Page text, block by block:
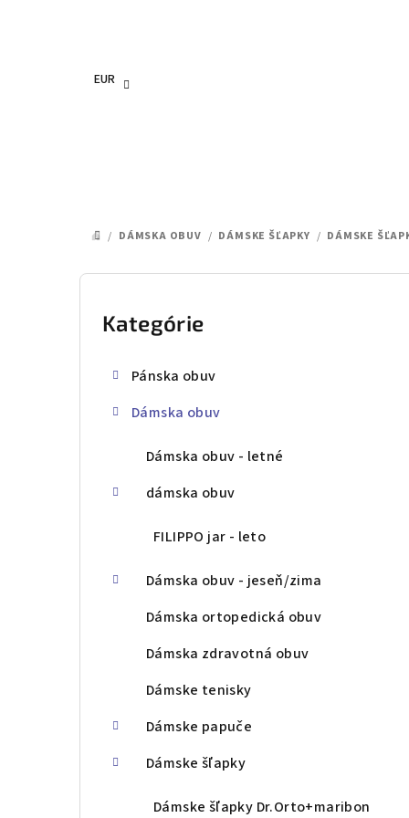
EUR
DOMOV
/ DÁMSKA OBUV / DÁMSKE ŠĽAPKY / DÁMSKE
B
Preskočiť
kategórie
Kategórie
Pánska obuv
Dámska obuv
Dámska obuv - letné
dámska obuv
FILIPPO jar - leto
Dámska obuv - jeseň/zima
Dámska ortopedická obuv
Dámska zdravotná obuv
Dámske tenisky
Dámske papuče
Dámske šľapky
Dámske šľapky Dr.Orto+maribon